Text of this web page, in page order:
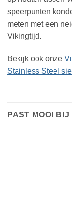
speerpunten
meten met een
Vikingtijd.
Bekijk ook onze
Stainless Steel
PAST MOOI